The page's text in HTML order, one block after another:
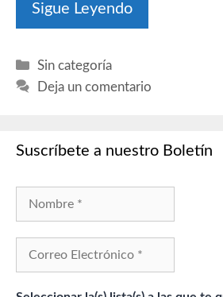
Sigue Leyendo
Categorías
Sin categoría
Deja un comentario
Suscríbete a nuestro Boletín